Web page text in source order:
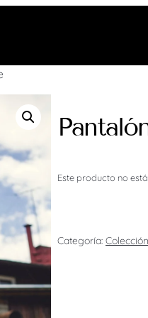
Este producto no
Categoría: Colección